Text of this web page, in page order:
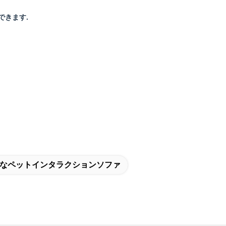
きます.
ペットインタラクションソファ